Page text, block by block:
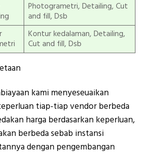
Photogrametri, Detailing, Cut
and fill, Dsb
Kontur kedalaman, Detailing,
Cut and fill, Dsb
kami menyeseuaikan
tiap-tiap vendor berbeda
harga berdasarkan keperluan,
berbeda sebab instansi
dengan pengembangan